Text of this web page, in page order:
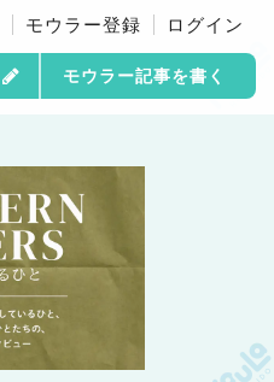
モウラー登録 ログイン
モウラー記事を書く